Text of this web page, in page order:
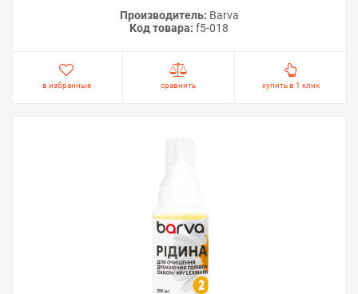
Производитель: Barva
Код товара: f5-018
в избранные сравнить купить в 1 клик